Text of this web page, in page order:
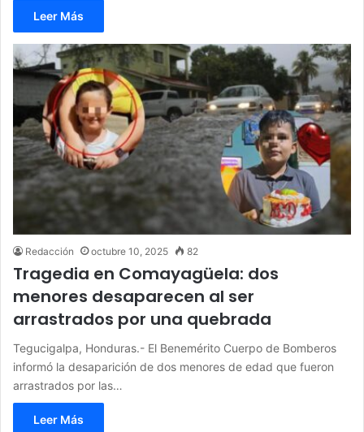
Leer Más
Redacción octubre 10, 2025 82
Tragedia en Comayagüela: dos
menores desaparecen al ser
arrastrados por una quebrada
Tegucigalpa, Honduras.- El Benemérito Cuerpo de Bomberos
informó la desaparición de dos menores de edad que fueron
arrastrados por las…
Leer Más